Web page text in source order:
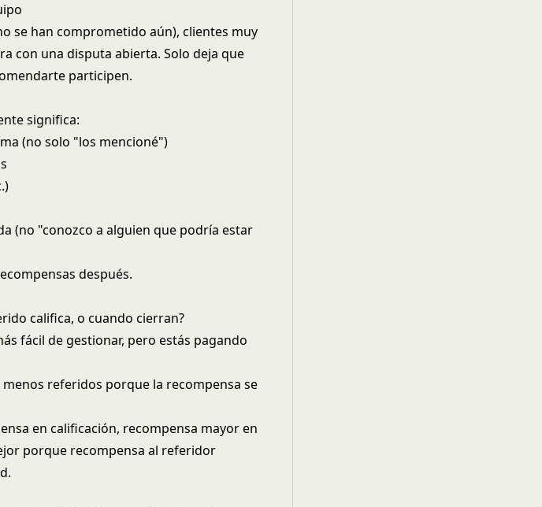
se han comprometido aún), clientes muy
con una disputa abierta. Solo deja que
participen.
significa:
(no solo "los mencioné")
(no "conozco a alguien que podría estar
después.
califica, o cuando cierran?
fácil de gestionar, pero estás pagando
referidos porque la recompensa se
en calificación, recompensa mayor en
porque recompensa al referidor